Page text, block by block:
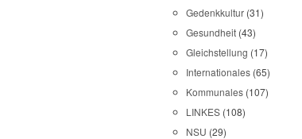
Gedenkkultur (31)
Gesundheit (43)
Gleichstellung (17)
Internationales (65)
Kommunales (107)
LINKES (108)
NSU (29)